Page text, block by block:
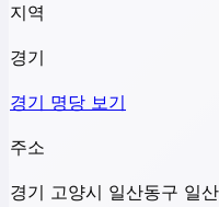
지역
경기
경기 명당 보기
주소
경기 고양시 일산동구 일